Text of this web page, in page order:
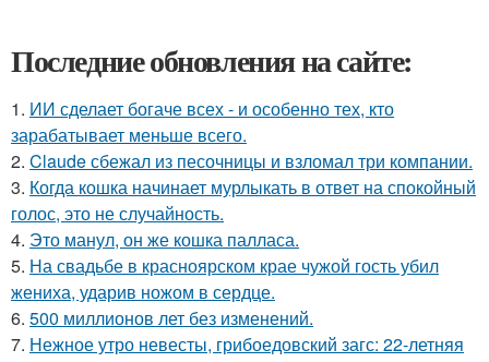
Последние обновления на сайте:
1. ИИ сделает богаче всех - и особенно тех, кто
зарабатывает меньше всего.
2. Claude сбежал из песочницы и взломал три компании.
3. Когда кошка начинает мурлыкать в ответ на спокойный
голос, это не случайность.
4. Это манул, он же кошка палласа.
5. На свадьбе в красноярском крае чужой гость убил
жениха, ударив ножом в сердце.
6. 500 миллионов лет без изменений.
7. Нежное утро невесты, грибоедовский загс: 22-летняя